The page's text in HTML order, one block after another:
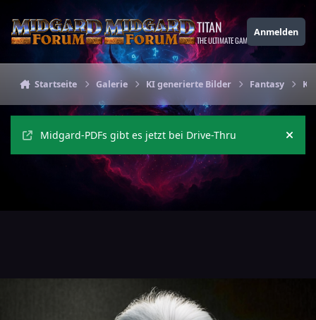
TITAN
THE ULTIMATE GAMING THEME
Anmelden
Startseite Galerie KI generierte Bilder Fantasy
Midgard-PDFs gibt es jetzt bei Drive-Thru